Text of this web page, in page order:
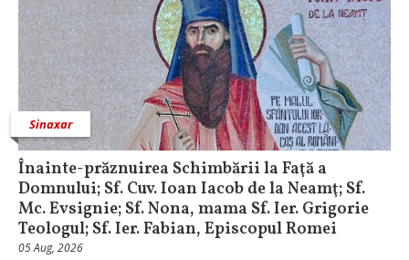
Sinaxar
Înainte-prăznuirea Schimbării la Faţă a
Domnului; Sf. Cuv. Ioan Iacob de la Neamţ; Sf.
Mc. Evsignie; Sf. Nona, mama Sf. Ier. Grigorie
Teologul; Sf. Ier. Fabian, Episcopul Romei
05 Aug, 2026